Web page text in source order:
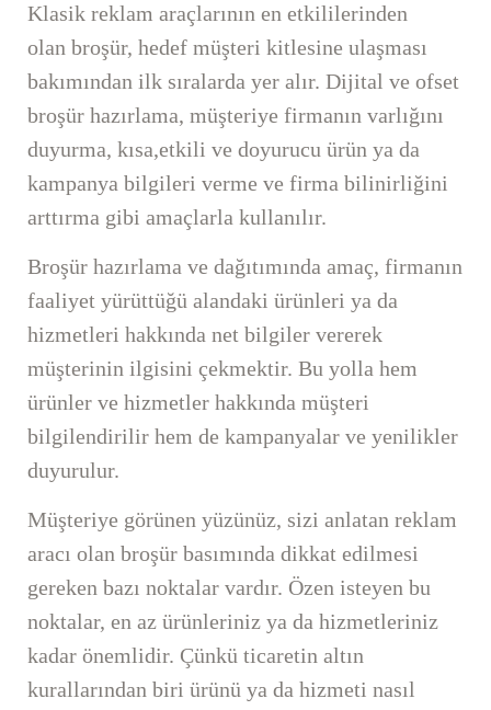
Klasik reklam araçlarının en etkililerinden
olan broşür, hedef müşteri kitlesine ulaşması
bakımından ilk sıralarda yer alır. Dijital ve ofset
broşür hazırlama, müşteriye firmanın varlığını
duyurma, kısa,etkili ve doyurucu ürün ya da
kampanya bilgileri verme ve firma bilinirliğini
arttırma gibi amaçlarla kullanılır.
Broşür hazırlama ve dağıtımında amaç, firmanın
faaliyet yürüttüğü alandaki ürünleri ya da
hizmetleri hakkında net bilgiler vererek
müşterinin ilgisini çekmektir. Bu yolla hem
ürünler ve hizmetler hakkında müşteri
bilgilendirilir hem de kampanyalar ve yenilikler
duyurulur.
Müşteriye görünen yüzünüz, sizi anlatan reklam
aracı olan broşür basımında dikkat edilmesi
gereken bazı noktalar vardır. Özen isteyen bu
noktalar, en az ürünleriniz ya da hizmetleriniz
kadar önemlidir. Çünkü ticaretin altın
kurallarından biri ürünü ya da hizmeti nasıl